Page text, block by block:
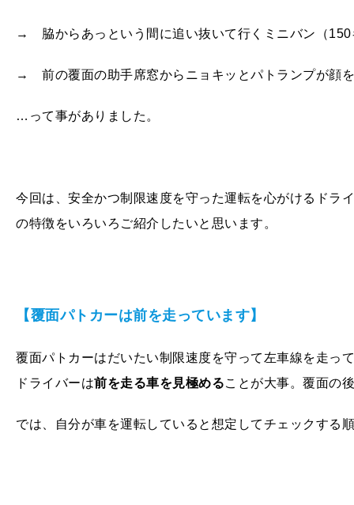
→ 脇からあっという間に追い抜いて行くミニバン（150
→ 前の覆面の助手席窓からニョキッとパトランプが顔
…って事がありました。
今回は、安全かつ制限速度を守った運転を心がけるドラ
の特徴をいろいろご紹介したいと思います。
【覆面パトカーは前を走っています】
覆面パトカーはだいたい制限速度を守って左車線を走っ
ドライバーは前を走る車を見極めることが大事。覆面の
では、自分が車を運転していると想定してチェックする